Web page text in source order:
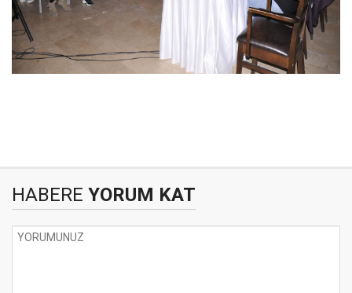
HABERE YORUM KAT